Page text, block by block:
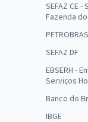
SEFAZ CE
Fazenda
PETROBRAS
SEFAZ DF
EBSERH -
Serviços
Banco do
IBGE